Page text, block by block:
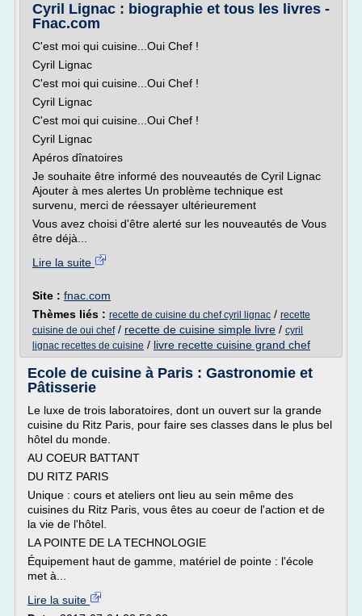
Cyril Lignac : biographie et tous les livres -
Fnac.com
C'est moi qui cuisine...Oui Chef !
Cyril Lignac
C'est moi qui cuisine...Oui Chef !
Cyril Lignac
C'est moi qui cuisine...Oui Chef !
Cyril Lignac
Apéros dînatoires
Je souhaite être informé des nouveautés de Cyril Lignac
Ajouter à mes alertes Un problème technique est
survenu, merci de réessayer ultérieurement
Vous avez choisi d'être alerté sur les nouveautés de Vous
être déjà...
Lire la suite
Site : fnac.com
Thèmes liés : recette de cuisine du chef cyril lignac / recette
cuisine de oui chef/ recette de cuisine simple livre / cyril
lignac recettes de cuisine / livre recette cuisine grand chef
Ecole de cuisine à Paris : Gastronomie et
Pâtisserie
Le luxe de trois laboratoires, dont un ouvert sur la grande
cuisine du Ritz Paris, pour faire ses classes dans le plus bel
hôtel du monde.
AU COEUR BATTANT
DU RITZ PARIS
Unique : cours et ateliers ont lieu au sein même des
cuisines du Ritz Paris, vous êtes au coeur de l'action et de
la vie de l'hôtel.
LA POINTE DE LA TECHNOLOGIE
Équipement haut de gamme, matériel de pointe : l'école
met à...
Lire la suite